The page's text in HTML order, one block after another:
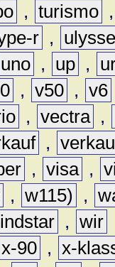
, turismo
r ,
uno , up ,
, v50 , v6
, vectra ,
,
, visa ,
, w115) ,
, wir
x-90 , x-